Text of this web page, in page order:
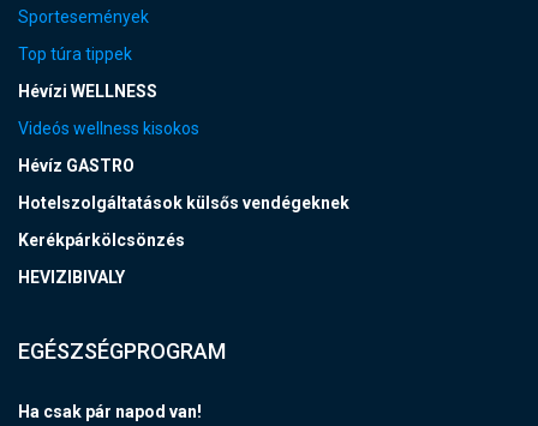
Sportesemények
Top túra tippek
Hévízi WELLNESS
Videós wellness kisokos
Hévíz GASTRO
Hotelszolgáltatások külsős vendégeknek
Kerékpárkölcsönzés
HEVIZIBIVALY
EGÉSZSÉGPROGRAM
Ha csak pár napod van!